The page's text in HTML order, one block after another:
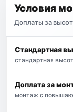
Условия
Доплаты за
Стандартная
стандартная
Доплата за
монтаж с